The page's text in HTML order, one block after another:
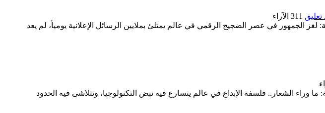
تعليق 311 الآراء
الجمهور في عصر الضجيج الرقمي في عالم يمتلئ بملايين الرسائل الإعلانية يومياً، لم يعد
الشعار.. فلسفة الإبداع في عالم يتسارع فيه نبض التكنولوجيا، وتتلاشى فيه الحدود